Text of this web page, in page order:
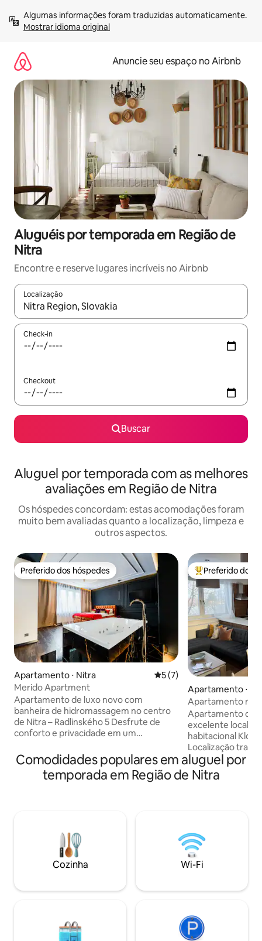
para
Mostrar idioma original
Anuncie seu espaço no Airbnb
Aluguéis por temporada em Região de
Nitra
Encontre e reserve lugares incríveis no Airbnb
Localização
Quando os resultados estiverem disponíveis, explore-os
Check-in
Checkout
Buscar
Aluguel por temporada com as melhores
avaliações em Região de Nitra
Os hóspedes concordam: estas acomodações foram
muito bem avaliadas quanto a localização, limpeza e
outros aspectos.
Preferido dos hóspedes
Preferido dos hóspedes
Apartamento ⋅ Nitra 5 de uma avaliação média
5 (7)
Merido Apartment
Apartamento de luxo novo com
banheira de hidromassagem no centro
de Nitra – Radlinského 5 Desfrute de
conforto e privacidade em um
com vista para o Castelo de Nitra, bem
no centro de Nitra. Ele está localizado
em uma excelente localização –
privativo com segurança. Reserve sua
estadia hoje e desfrute de conforto,
privacidade e uma localização
excepcional no coração de Nitra!
Entre os
Preferido dos
Apartamento ⋅
Apartamento
estacionamento
Apartamento de
excelente
habitacional
Localização
acesso à rodovia R1. Nas
do pavilhão
de futebol. Perto do centro familiar, Billa,
prédio do
está totalmente
pó, toalhas,
roupa de cama)
Comodidades populares em aluguel por
temporada em Região de Nitra
Cozinha Wi-Fi